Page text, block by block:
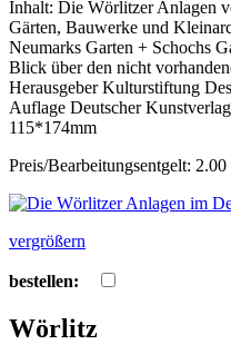
Inhalt: Die Wörlitzer Anlagen
Gärten, Bauwerke und
Neumarks Garten + Schochs
Blick über den nicht
Herausgeber Kulturstiftung
Auflage Deutscher
115*174mm
Preis/Bearbeitungsentgelt: 2.00
vergrößern
bestellen:
Wörlitz